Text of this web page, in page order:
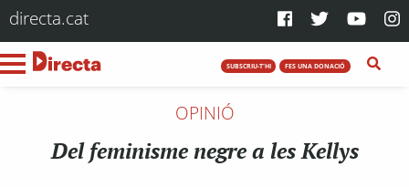
directa.cat
SUBSCRIU-T'HI FES UNA DONACIÓ
OPINIÓ
Del feminisme negre a les Kellys